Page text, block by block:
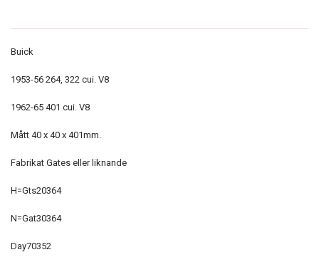
Buick
1953-56 264, 322 cui. V8
1962-65 401 cui. V8
Mått 40 x 40 x 401mm.
Fabrikat Gates eller liknande
H=Gts20364
N=Gat30364
Day70352